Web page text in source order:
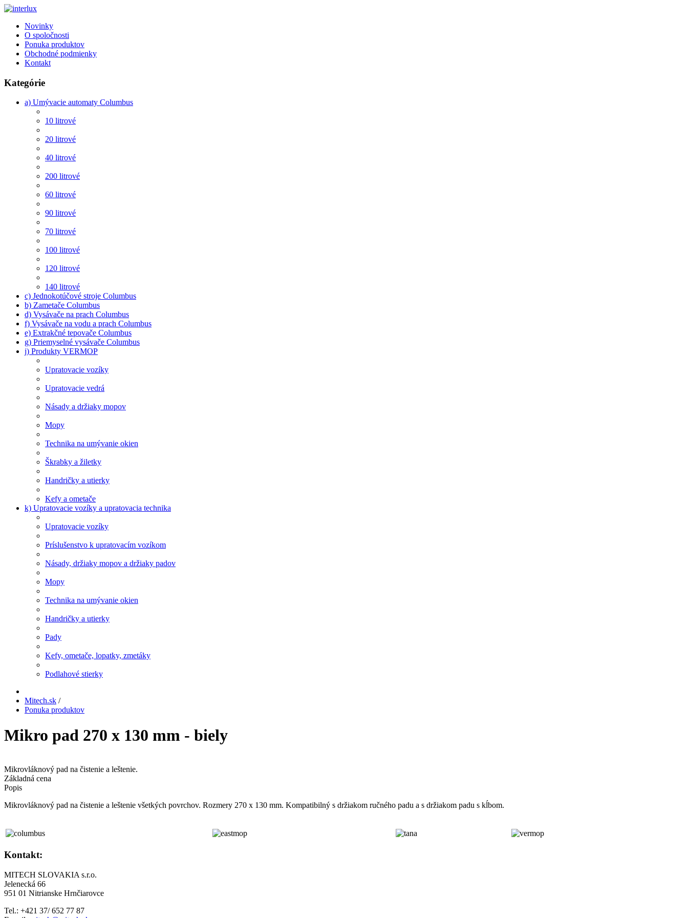
Novinky
O spoločnosti
Ponuka produktov
Obchodné podmienky
Kontakt
Kategórie
a) Umývacie automaty Columbus
10 litrové
20 litrové
40 litrové
200 litrové
60 litrové
90 litrové
70 litrové
100 litrové
120 litrové
140 litrové
c) Jednokotúčové stroje Columbus
b) Zametače Columbus
d) Vysávače na prach Columbus
f) Vysávače na vodu a prach Columbus
e) Extrakčné tepovače Columbus
g) Priemyselné vysávače Columbus
j) Produkty VERMOP
Upratovacie vozíky
Upratovacie vedrá
Násady a držiaky mopov
Mopy
Technika na umývanie okien
Škrabky a žiletky
Handričky a utierky
Kefy a ometače
k) Upratovacie vozíky a upratovacia technika
Upratovacie vozíky
Príslušenstvo k upratovacím vozíkom
Násady, držiaky mopov a držiaky padov
Mopy
Technika na umývanie okien
Handričky a utierky
Pady
Kefy, ometače, lopatky, zmetáky
Podlahové stierky
Mitech.sk /
Ponuka produktov
Mikro pad 270 x 130 mm - biely
Mikrovláknový pad na čistenie a leštenie.
Základná cena
Popis
Mikrovláknový pad na čistenie a leštenie všetkých povrchov. Rozmery 270 x 130 mm. Kompatibilný s držiakom ručného padu a s držiakom padu s kĺbom.
Kontakt:
MITECH SLOVAKIA s.r.o.
Jelenecká 66
951 01 Nitrianske Hrnčiarovce
Tel.: +421 37/ 652 77 87